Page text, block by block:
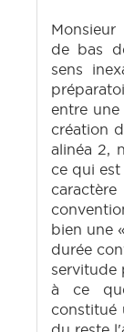
de bas
sens
entre
création
alinéa 2,
ce qui
bien une
durée
servitude
à ce
constitué